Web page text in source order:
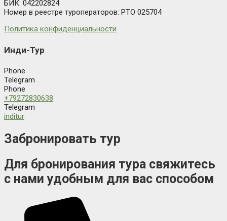
БИК: 042202824
Номер в реестре туроператоров: РТО 025704
Политика конфиденциальности
Инди-Тур
Phone
Telegram
Phone
+79272830638
Telegram
inditur
Забронировать тур
Для бронирования тура свяжитесь
с нами удобным для вас способом